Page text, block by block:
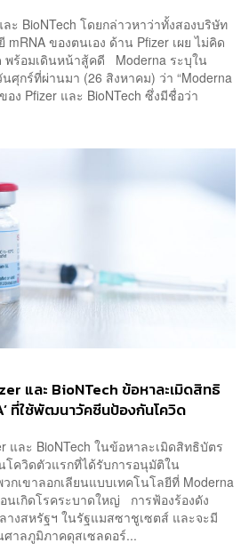
ะ BioNTech โดยกล่าวหาว่าทั้งสองบริษัท
ของตนเอง ด้าน Pfizer เผย ไม่คิด
พร้อมเดินหน้าสู้คดี Moderna ระบุใน
ศุกร์ที่ผ่านมา (26 สิงหาคม) ว่า “Moderna
ง Pfizer และ BioNTech ซึ่งมีชื่อว่า
และ BioNTech ข้อหาละเมิดสิทธิ
ที่ใช้พัฒนาวัคซีนป้องกันโควิด
และ BioNTech ในข้อหาละเมิดสิทธิบัตร
ควิดตัวแรกที่ได้รับการอนุมัติใน
กเขาลอกเลียนแบบเทคโนโลยีที่ Moderna
เกิดโรคระบาดใหญ่ การฟ้องร้องดัง
างสหรัฐฯ ในรัฐแมสซาชูเซตส์ และจะมี
ศาลภูมิภาคดุสเซลดอร์...